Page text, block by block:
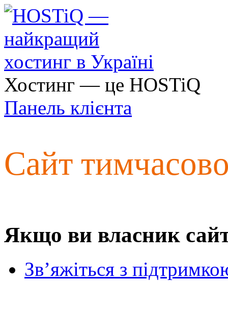
Хостинг — це HOSTiQ
Панель клієнта
Сайт
Якщо ви власник
Зв’яжіться з